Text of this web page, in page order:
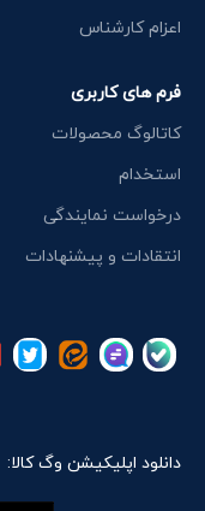
اعزام کارشناس
فرم های کاربری
کاتالوگ محصولات
استخدام
درخواست نمایندگی
انتقادات و پیشنهادات
دانلود اپلیکیشن وگ کالا: